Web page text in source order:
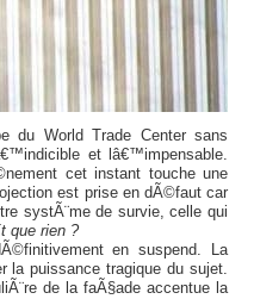
du World Trade Center sans
et lâ€™impensable.
cet instant touche une
est prise en dÃ©faut car
systÃ¨me de survie, celle qui
que rien ?
en suspend. La
la puissance tragique du sujet.
de la faÃ§ade accentue la